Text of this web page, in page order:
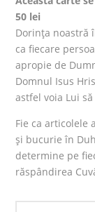
50 lei
Dorința noastră
ca fiecare
apropie de
Domnul Isus
astfel voia Lui
Fie ca articolele
și bucurie în
determine pe
răspândirea